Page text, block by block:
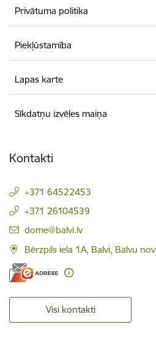
Privātuma politika
Piekļūstamība
Lapas karte
Sīkdatņu izvēles maiņa
Kontakti
+371 64522453
+371 26104539
E-pasts:
dome@balvi.lv
Bērzpils iela 1A, Balvi, Balvu
Visi kontakti